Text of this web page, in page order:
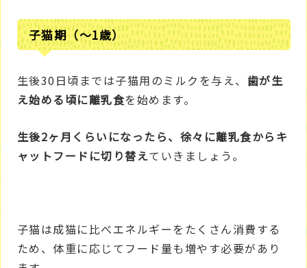
子猫期（～1歳）
生後30日頃までは子猫用のミルクを与え、 歯が生
え始める頃に離乳食を始めます。
生後2ヶ月くらいになったら、徐々に離乳食からキ
ャットフードに切り替えていきましょう。
子猫は成猫に比べエネルギーをたくさん消費する
ため、体重に応じてフード量も増やす必要があり